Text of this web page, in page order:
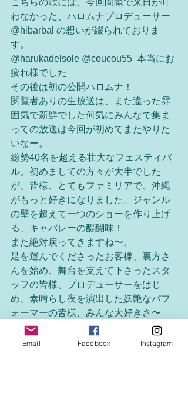
こちらの歌には、今回間際で来日が叶
わなかった、ハロムナプロデューサー
@hibarbal の想いが綴られておりま
す。
@harukadelsole @coucou55  本当にお
疲れ様でした
その後は初の公開ハロムナ！
閲覧者ありの生放送は、また違った雰
囲気で新鮮でした何気にみんなで集ま
っての放送は今回が初めてまたやりた
いなー。
総勢40名を超える壮大なフェスティバ
ル。初めましての方々が大半でした
が、皆様、とてもファミリアで、沖縄
がもっと好きになりました。ジャンル
の壁を超えて一つのショーを作り上げ
る、キャバレーの醍醐味！
また絶対戻ってきますね〜。
足を運んでくださったお客様、裏方さ
んを始め、舞台を支えて下さったスタ
ッフの皆様、プロデューサーをはじ
め、素晴らし夜を演出した妖艶なパフ
ォーマーの皆様、みんな大好きさ〜
Email Facebook Instagram